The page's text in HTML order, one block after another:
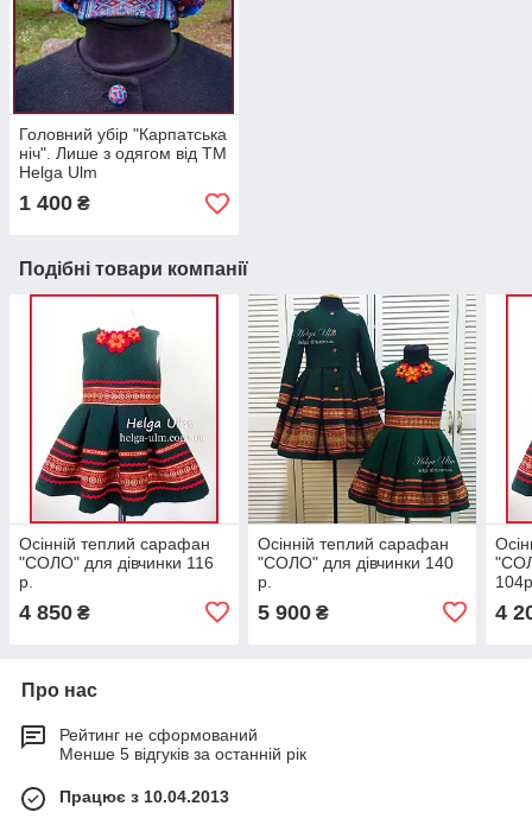
Головний убір "Карпатська
ніч". Лише з одягом від ТМ
Helga Ulm
1 400 ₴
Подібні товари компанії
Осінній теплий сарафан
"СОЛО" для дівчинки 116
р.
4 850 ₴
Осінній теплий сарафан
"СОЛО" для дівчинки 140
р.
5 900₴ 4
Про нас
Рейтинг не сформований
Менше 5 відгуків за останній рік
Працює з 10.04.2013